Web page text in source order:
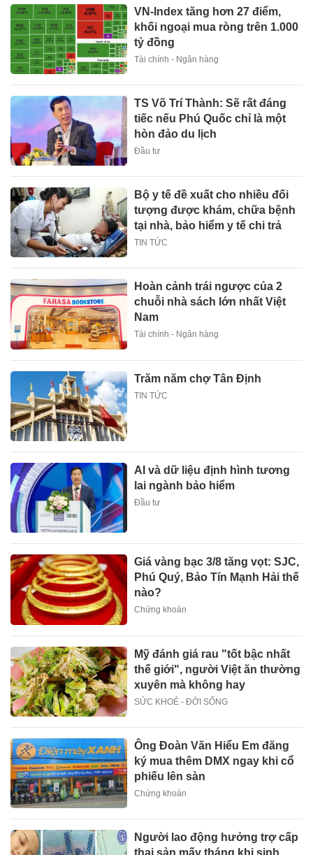
VN-Index tăng hơn 27 điểm,
khối ngoại mua ròng trên 1.000
tỷ đồng
Tài chính - Ngân hàng
TS Võ Trí Thành: Sẽ rất đáng
tiếc nếu Phú Quốc chỉ là một
hòn đảo du lịch
Đầu tư
Bộ y tế đề xuất cho nhiều đối
tượng được khám, chữa bệnh
tại nhà, bảo hiểm y tế chi trả
TIN TỨC
Hoàn cảnh trái ngược của 2
chuỗi nhà sách lớn nhất Việt
Nam
Tài chính - Ngân hàng
Trăm năm chợ Tân Định
TIN TỨC
AI và dữ liệu định hình tương
lai ngành bảo hiểm
Đầu tư
Giá vàng bạc 3/8 tăng vọt: SJC,
Phú Quý, Bảo Tín Mạnh Hải thế
nào?
Chứng khoán
Mỹ đánh giá rau "tốt bậc nhất
thế giới", người Việt ăn thường
xuyên mà không hay
SỨC KHOẺ - ĐỜI SỐNG
Ông Đoàn Văn Hiểu Em đăng
ký mua thêm DMX ngay khi cổ
phiếu lên sàn
Chứng khoán
Người lao động hưởng trợ cấp